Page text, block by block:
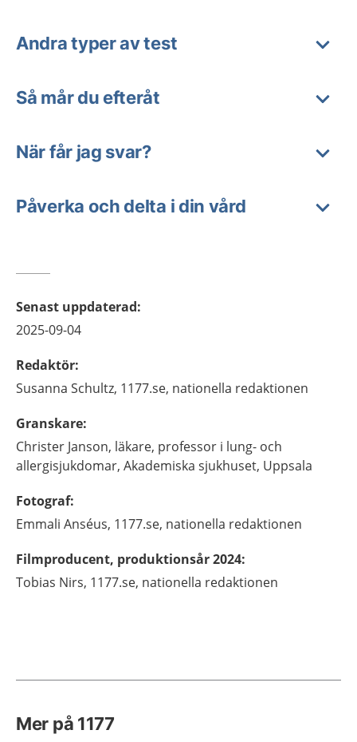
Andra typer av test
Så mår du efteråt
När får jag svar?
Påverka och delta i din vård
Senast uppdaterad:
2025-09-04
Redaktör:
Susanna Schultz, 1177.se, nationella redaktionen
Granskare:
Christer Janson, läkare, professor i lung- och
allergisjukdomar, Akademiska sjukhuset, Uppsala
Fotograf:
Emmali Anséus, 1177.se, nationella redaktionen
Filmproducent, produktionsår 2024:
Tobias Nirs, 1177.se, nationella redaktionen
Mer på 1177